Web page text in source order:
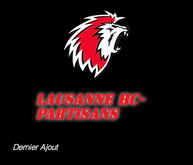
Lausanne HC-
Partisans
Dernier Ajout